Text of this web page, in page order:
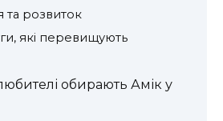
та розвиток
які перевищують
обирають Амік у